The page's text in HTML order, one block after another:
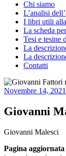
Chi siamo
L’analisi
I libri utili alla
La scheda
Tesi e tesine
La
La
Contatti
Pubblicato
Novembre 14, 2021
Giovanni
Giovanni Malesci
Pagina aggiornata